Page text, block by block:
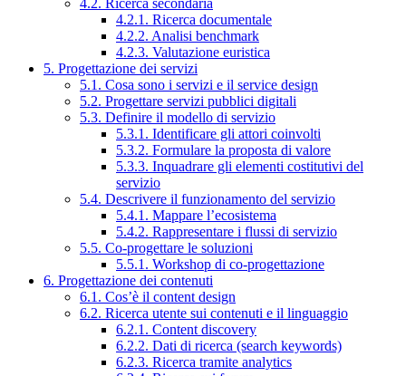
4.2.1. Ricerca documentale
4.2.2. Analisi benchmark
4.2.3. Valutazione euristica
5. Progettazione dei servizi
5.1. Cosa sono i servizi e il service design
5.2. Progettare servizi pubblici digitali
5.3. Definire il modello di servizio
5.3.1. Identificare gli attori coinvolti
5.3.2. Formulare la proposta di valore
5.3.3. Inquadrare gli elementi costitutivi del
servizio
5.4. Descrivere il funzionamento del servizio
5.4.1. Mappare l’ecosistema
5.4.2. Rappresentare i flussi di servizio
5.5. Co-progettare le soluzioni
5.5.1. Workshop di co-progettazione
6. Progettazione dei contenuti
6.1. Cos’è il content design
6.2. Ricerca utente sui contenuti e il linguaggio
6.2.1. Content discovery
6.2.2. Dati di ricerca (search keywords)
6.2.3. Ricerca tramite analytics